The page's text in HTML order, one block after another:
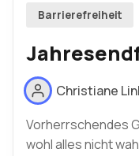
Barrierefreiheit
Christiane
Vorherrschendes
wohl alles nicht